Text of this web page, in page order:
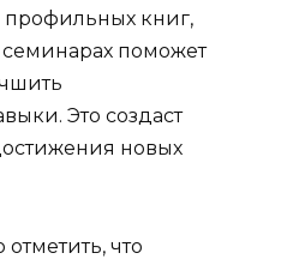
профильных книг,
семинарах поможет
Это создаст
новых
что